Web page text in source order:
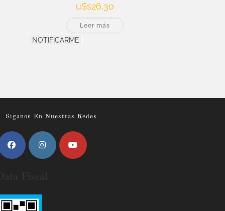
u$s26,30
Leer más
NOTIFICARME
Siganos En Nuestras Redes